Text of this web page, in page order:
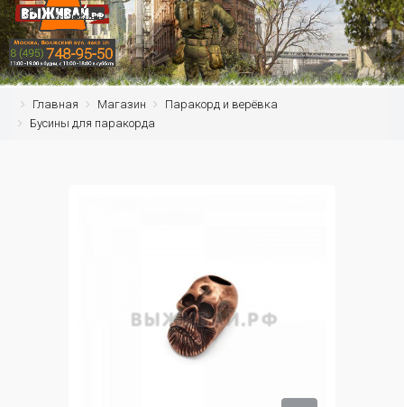
Главная Магазин
Паракорд и верёвка
Бусины для паракорда